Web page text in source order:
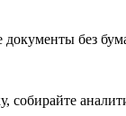
без
собирайте